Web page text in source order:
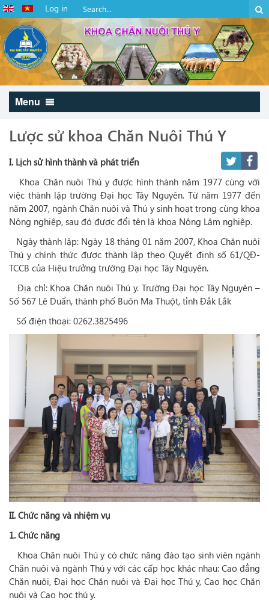
Log in
Menu
Lược sử khoa Chăn Nuôi Thú Y
I. Lịch sử hình thành và phát triển
Khoa Chăn nuôi Thú y được hình thành năm 1977 cùng với
việc thành lập trường Đại học Tây Nguyên. Từ năm 1977 đến
năm 2007, ngành Chăn nuôi và Thú y sinh hoạt trong cùng khoa
Nông nghiệp, sau đó được đổi tên là khoa Nông Lâm nghiệp.
Ngày thành lập: Ngày 18 tháng 01 năm 2007, Khoa Chăn nuôi
Thú y chính thức được thành lập theo Quyết định số 61/QĐ-
TCCB của Hiệu trưởng trường Đại học Tây Nguyên.
Địa chỉ: Khoa Chăn nuôi Thú y. Trường Đại học Tây Nguyên –
Số 567 Lê Duẩn, thành phố Buôn Ma Thuột, tỉnh Đắk Lắk
Số điện thoại: 0262.3825496
II. Chức năng và nhiệm vụ
1. Chức năng
Khoa Chăn nuôi Thú y có chức năng đào tạo sinh viên ngành
Chăn nuôi và ngành Thú y với các cấp học khác nhau: Cao đẳng
Chăn nuôi, Đại học Chăn nuôi và Đại học Thú y, Cao học Chăn
nuôi và Cao học thú y.